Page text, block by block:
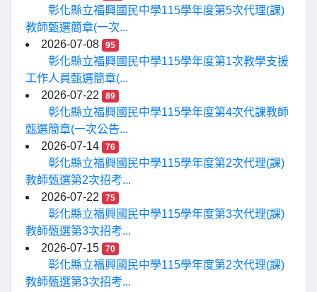
彰化縣立福興國民中學115學年度第5次代理(課)
教師甄選簡章(一次...
2026-07-08
95
彰化縣立福興國民中學115學年度第1次教學支援
工作人員甄選簡章(...
2026-07-22
89
彰化縣立福興國民中學115學年度第4次代課教師
甄選簡章(一次公告...
2026-07-14
76
彰化縣立福興國民中學115學年度第2次代理(課)
教師甄選第2次招考...
2026-07-22
75
彰化縣立福興國民中學115學年度第3次代理(課)
教師甄選第3次招考...
2026-07-15
70
彰化縣立福興國民中學115學年度第2次代理(課)
教師甄選第3次招考...